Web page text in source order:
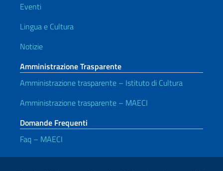
Eventi
Lingua e Cultura
Notizie
Amministrazione Trasparente
Amministrazione trasparente – Istituto di Cultura
Amministrazione trasparente – MAECI
Domande Frequenti
Faq – MAECI
Link Utili